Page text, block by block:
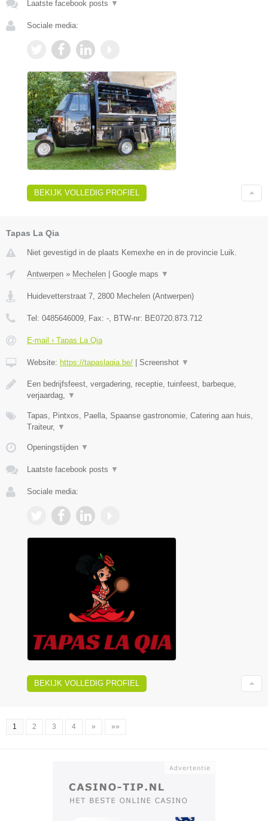
Laatste facebook posts ▼
Sociale media:
BEKIJK VOLLEDIG PROFIEL
Tapas La Qia
Niet gevestigd in de plaats Kemexhe en in de provincie Luik.
Antwerpen » Mechelen Google maps ▼
Huidevetterstraat 7, 2800 Mechelen (Antwerpen)
Tel: 0485646009, Fax: -, BTW-nr: BE0720.873.712
E-mail › Tapas La Qia
Website: https://tapaslaqia.be/ Screenshot ▼
Een bedrijfsfeest, vergadering, receptie, tuinfeest, barbeque,
verjaardag, ▼
Tapas, Pintxos, Paella, Spaanse gastronomie, Catering aan huis,
Traiteur, ▼
Openingstijden ▼
Laatste facebook posts ▼
Sociale media:
BEKIJK VOLLEDIG PROFIEL
1 2 3 4 » »»